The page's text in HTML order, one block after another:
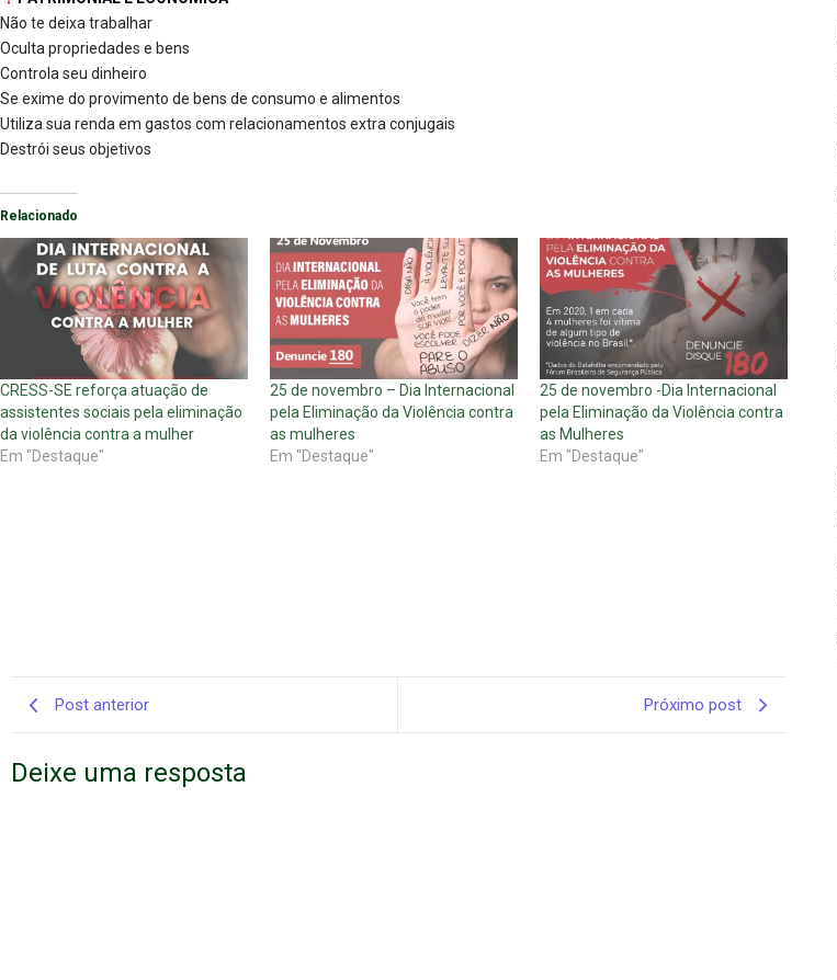
Não te deixa trabalhar
Oculta propriedades e bens
Controla seu dinheiro
Se exime do provimento de bens de consumo e alimentos
Utiliza sua renda em gastos com relacionamentos extra conjugais
Destrói seus objetivos
Relacionado
CRESS-SE reforça atuação de
assistentes sociais pela eliminação
da violência contra a mulher
Em "Destaque"
25 de novembro – Dia Internacional
pela Eliminação da Violência contra
as mulheres
Em "Destaque"
25 de novembro -Dia Internacional
pela Eliminação da Violência contra
as Mulheres
Em "Destaque"
Post anterior Próximo post
Deixe uma resposta